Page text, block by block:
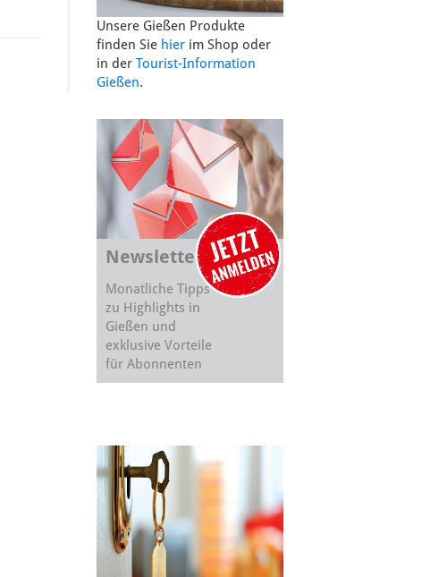
Unsere Gießen Produkte
finden Sie hierim Shop oder
in der Tourist-Information
Gießen.
Newsletter
Monatliche Tipps
zu Highlights in
Gießen und
exklusive Vorteile
für Abonnenten